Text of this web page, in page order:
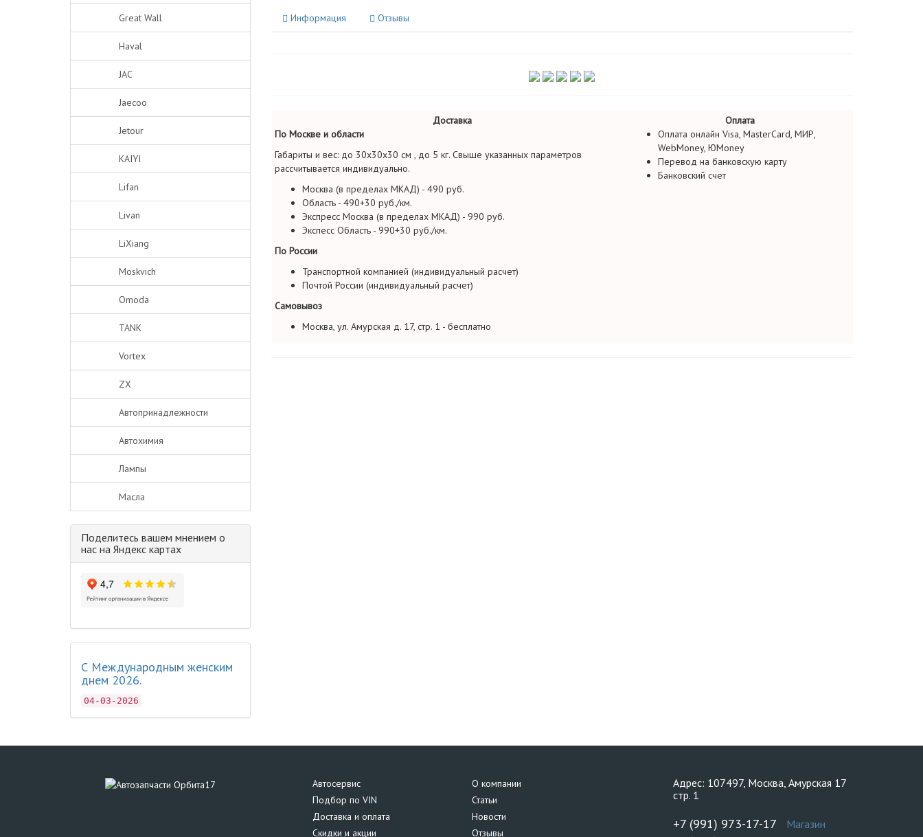
Great Wall
Haval
JAC
Jaecoo
Jetour
KAIYI
Lifan
Livan
LiXiang
Moskvich
Omoda
TANK
Vortex
ZX
Автопринадлежности
Автохимия
Лампы
Масла
Поделитесь вашем мнением о
нас на Яндекс картах
С Международным женским
днем 2026.
04-03-2026
Информация Отзывы
Доставка
Оплата
По Москве и области
Габариты и вес: до 30х30х30 см , до 5 кг. Свыше указанных параметров
рассчитывается индивидуально.
Москва (в пределах МКАД) - 490 руб.
Область - 490+30 руб./км.
Экспресс Москва (в пределах МКАД) - 990 руб.
Экспесс Область - 990+30 руб./км.
По России
Транспортной компанией (индивидуальный расчет)
Почтой России (индивидуальный расчет)
Самовывоз
Москва, ул. Амурская д. 17, стр. 1 - бесплатно
Оплата онлайн Visa, MasterCard, МИР,
WebMoney, ЮMoney
Перевод на банковскую карту
Банковский счет
Автосервис
Подбор по VIN
Доставка и оплата
Скидки и акции
О компании
Статьи
Новости
Отзывы
Адрес: 107497, Москва, Амурская 17
стр. 1
+7 (991) 973-17-17 Магазин